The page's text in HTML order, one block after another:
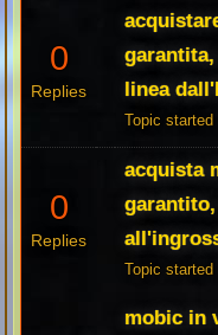
0
Replies
linea
Topic
0
Replies
acquista
Topic
mobic in